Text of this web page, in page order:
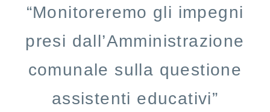
“Monitoreremo gli impegni
presi dall’Amministrazione
comunale sulla questione
assistenti educativi”